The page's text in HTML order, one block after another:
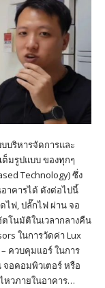
บริหารจัดการและ
มรูปแบบ ของทุกๆ
Technology) ซึ่ง
าคารได้ ดังต่อไปนี้
ไฟ, ปลั๊กไฟ ผ่าน จอ
โนมัติในเวลากลางคืน
ในการวัดค่า Lux
ควบคุมแอร์ ในการ
อคอมพิวเตอร์ หรือ
หวภายในอาคาร…